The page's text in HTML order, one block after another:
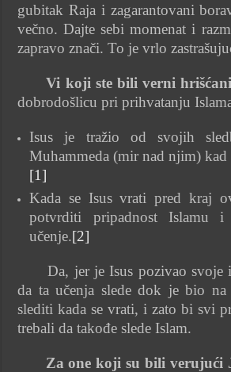
gubitak Raja i zagarantovani
večno. Dajte sebi momenat i
zapravo znači. To je vrlo
Vi koji ste bili verni hrišćani
dobrodošlicu pri prihvatanju
Isus je tražio od svojih
Muhammeda (mir nad njim)
[1]
Kada se Isus vrati pred kraj
potvrditi pripadnost Islamu i
učenje.[2]
Da, jer je Isus pozivao svoje
da ta učenja slede dok je bio
slediti kada se vrati, i zato bi svi
trebali da takođe slede Islam.
Za one koji su bili verujući